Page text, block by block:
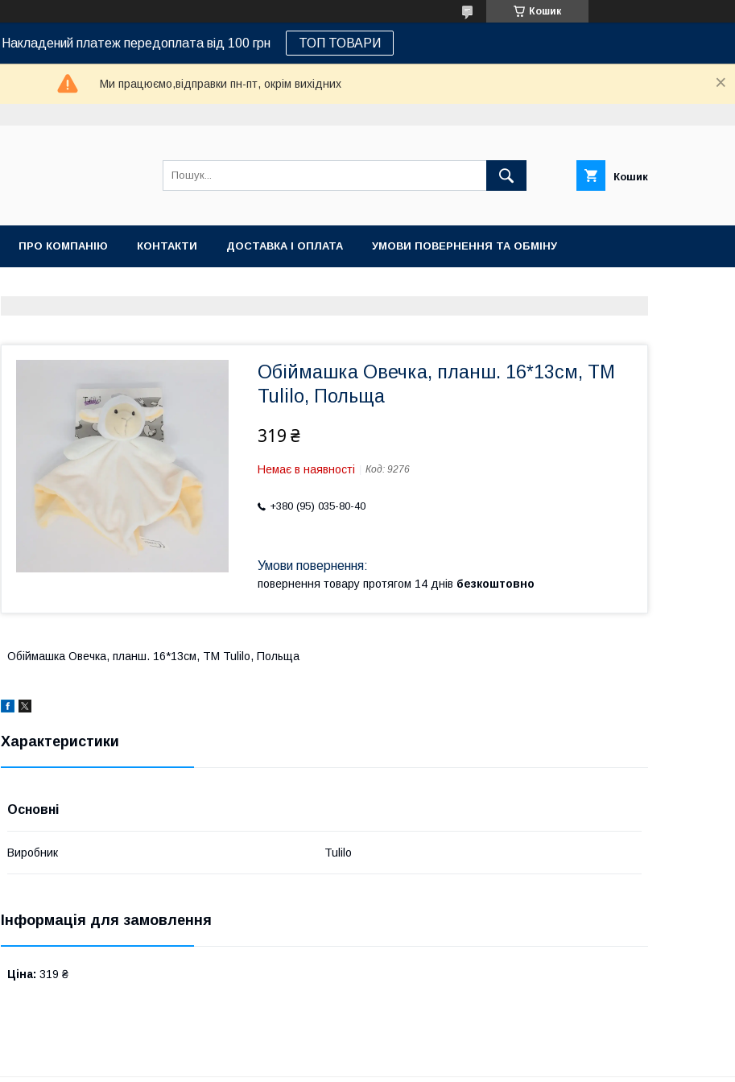
Кошик
Накладений платеж передоплата від 100 грн ТОП ТОВАРИ
Ми працюємо,відправки пн-пт, окрім вихідних
Кошик
ПРО КОМПАНІЮ КОНТАКТИ ДОСТАВКА І ОПЛАТА УМОВИ ПОВЕРНЕННЯ ТА ОБМІНУ
Обіймашка Овечка, планш. 16*13см, ТМ
Tulilo, Польща
319 ₴
Немає в наявності Код: 9276
+380 (95) 035-80-40
повернення товару протягом 14 днів безкоштовно
Обіймашка Овечка, планш. 16*13см, ТМ Tulilo, Польща
Характеристики
Основні
Виробник Tulilo
Інформація для замовлення
Ціна: 319 ₴